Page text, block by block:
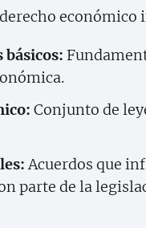
económico
básicos:
Conjunto de
Acuerdos que
parte de la